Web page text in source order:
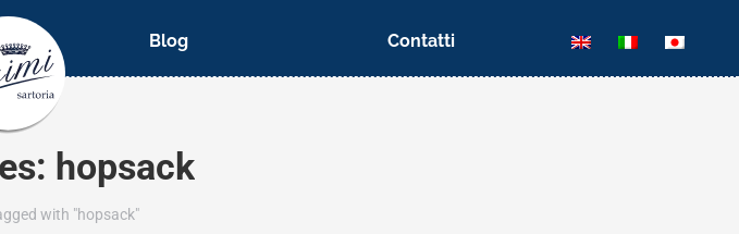
Blog Contatti
hopsack
with "hopsack"